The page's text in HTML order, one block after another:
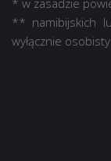
** namibijskich
wyłącznie